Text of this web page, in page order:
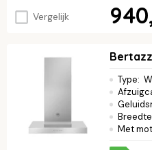
Vergelijk
Type:
Breedte
Met